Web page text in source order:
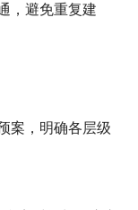
，避免重复建
案，明确各层级